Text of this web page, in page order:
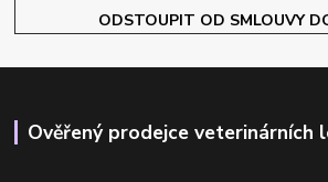
ODSTOUPIT OD SMLOUVY
Ověřený prodejce veterinárních